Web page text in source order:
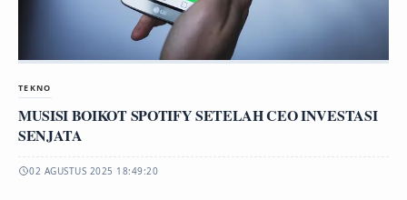
TEKNO
MUSISI BOIKOT SPOTIFY SETELAH CEO INVESTASI
SENJATA
02 AGUSTUS 2025 18:49:20